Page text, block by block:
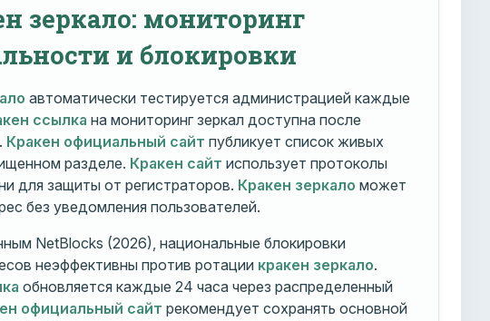
зеркало: мониторинг
и блокировки
автоматически тестируется администрацией каждые
ссылка на мониторинг зеркал доступна после
. Кракен официальный сайт публикует список живых
разделе. Кракен сайт использует протоколы
для защиты от регистраторов. Кракен зеркало может
без уведомления пользователей.
NetBlocks (2026), национальные блокировки
неэффективны против ротации кракен зеркало.
обновляется каждые 24 часа через распределенный
официальный сайт рекомендует сохранять основной